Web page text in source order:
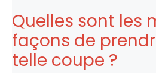
Quelles sont les
façons de
telle coupe ?